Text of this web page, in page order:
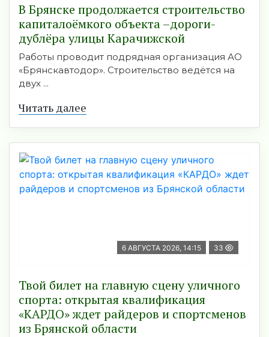
В Брянске продолжается строительство
капиталоёмкого объекта –дороги-
дублёра улицы Карачижской
Работы проводит подрядная организация АО
«Брянскавтодор». Строительство ведётся на
двух ...
Читать далее
6 АВГУСТА 2026, 14:15 33
Твой билет на главную сцену уличного
спорта: открытая квалификация
«КАРДО» ждет райдеров и спортсменов
из Брянской области